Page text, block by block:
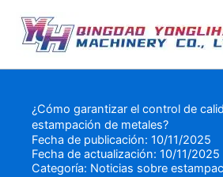
contenido
¿Cómo garantizar el control de
estampación de metales?
Fecha de publicación: 10/11/2025
Fecha de actualización: 10/11/2025
Categoría: Noticias sobre